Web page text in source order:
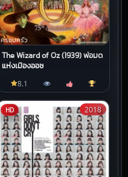
ครอบครัว
The Wizard of Oz (1939) พ่อมด
แห่งเมืองออซ
8.1
HD 2018